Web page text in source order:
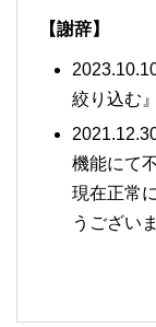
【謝辞】
絞り込む
機能にて
現在正常
うござい